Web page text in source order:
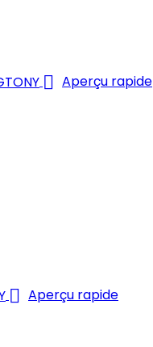
 Aperçu rapide
 Aperçu rapide